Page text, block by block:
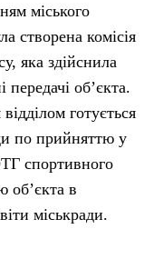
міського
створена комісія
яка здійснила
передачі об’єкта.
готується
по прийняттю у
спортивного
об’єкта в
міськради.